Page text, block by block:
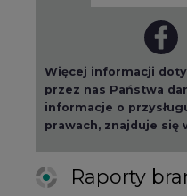
Więcej informacji
przez nas Państwa
informacje o
prawach, znajduje się
Raporty